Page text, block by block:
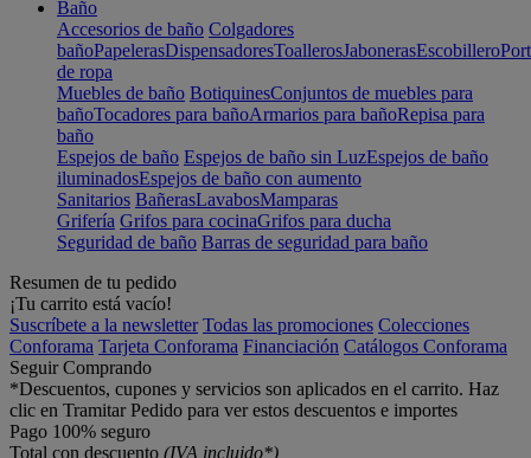
Baño
Accesorios de baño Colgadores
bañoPapelerasDispensadoresToallerosJabonerasEscobillero
de ropa
Muebles de baño BotiquinesConjuntos de muebles para
bañoTocadores para bañoArmarios para bañoRepisa para
baño
Espejos de baño Espejos de baño sin LuzEspejos de baño
iluminadosEspejos de baño con aumento
Sanitarios BañerasLavabosMamparas
Grifería Grifos para cocinaGrifos para ducha
Seguridad de baño Barras de seguridad para baño
Resumen de tu pedido
¡Tu carrito está vacío!
Suscríbete a la newsletter Todas las promociones Colecciones
Conforama Tarjeta Conforama Financiación Catálogos Conforama
Seguir Comprando
*Descuentos, cupones y servicios son aplicados en el carrito. Haz
clic en Tramitar Pedido para ver estos descuentos e importes
Pago 100% seguro
Total con descuento (IVA incluido*)